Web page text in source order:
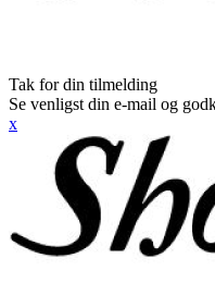
Tak for din tilmelding
Se venligst din e-mail og
x